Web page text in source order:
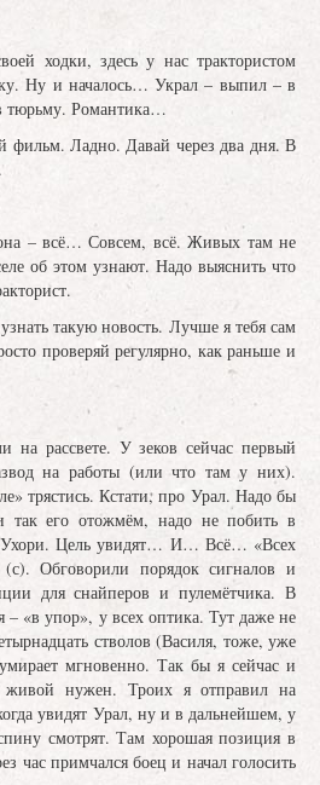
ходки, здесь у нас трактористом
Ну и началось… Украл – выпил – в
тюрьму. Романтика…
Ладно. Давай через два дня. В
– всё… Совсем, всё. Живых там не
об этом узнают. Надо выяснить что
такую новость. Лучше я тебя сам
проверяй регулярно, как раньше и
на рассвете. У зеков сейчас первый
на работы (или что там у них).
трястись. Кстати, про Урал. Надо бы
так его отожмём, надо не побить в
Ухори. Цель увидят… И… Всё… «Всех
Обговорили порядок сигналов и
для снайперов и пулемётчика. В
– «в упор», у всех оптика. Тут даже не
стволов (Василя, тоже, уже
мгновенно. Так бы я сейчас и
нужен. Троих я отправил на
увидят Урал, ну и в дальнейшем, у
смотрят. Там хорошая позиция в
час примчался боец и начал голосить